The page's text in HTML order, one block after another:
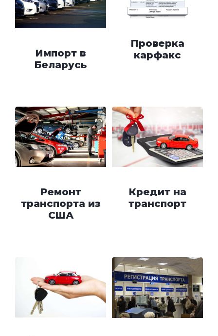
Импорт в
Беларусь
Проверка
карфакс
Ремонт
транспорта из
США
Кредит на
транспорт